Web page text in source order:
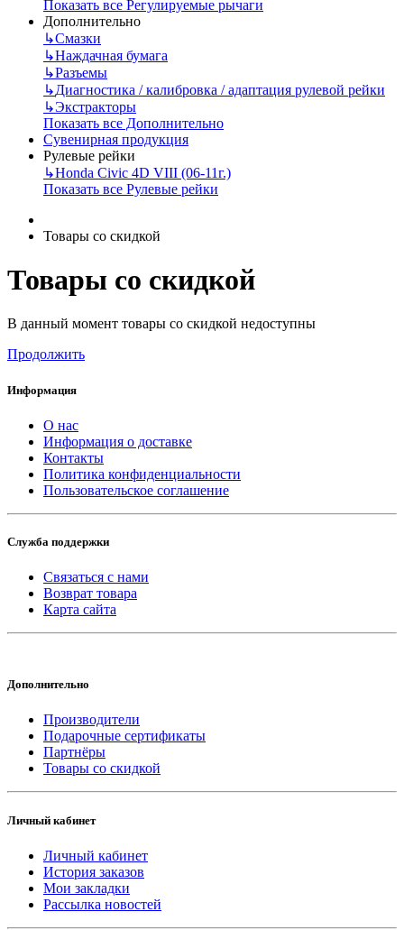
Показать все Регулируемые рычаги
Дополнительно
↳Смазки
↳Наждачная бумага
↳Разъемы
↳Диагностика / калибровка / адаптация рулевой рейки
↳Экстракторы
Показать все Дополнительно
Сувенирная продукция
Рулевые рейки
↳Honda Civic 4D VIII (06-11г.)
Показать все Рулевые рейки
Товары со скидкой
Товары со скидкой
В данный момент товары со скидкой недоступны
Продолжить
Информация
О нас
Информация о доставке
Контакты
Политика конфиденциальности
Пользовательское соглашение
Служба поддержки
Связаться с нами
Возврат товара
Карта сайта
Дополнительно
Производители
Подарочные сертификаты
Партнёры
Товары со скидкой
Личный кабинет
Личный кабинет
История заказов
Мои закладки
Рассылка новостей